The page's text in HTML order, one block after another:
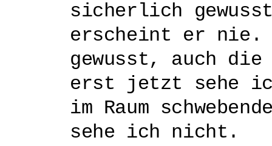
sicherlich
erscheint er nie.
gewusst, auch
erst jetzt sehe
im Raum
sehe ich nicht.